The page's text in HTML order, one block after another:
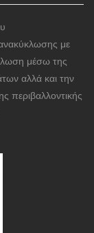
με
μέσω της
αλλά και την
περιβαλλοντικής